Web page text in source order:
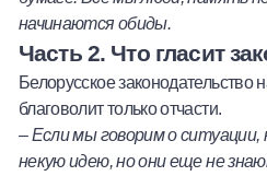
начинаются обиды.
Часть 2. Что гласит
Белорусское
благоволит только отчасти.
–Если мы говорим о
некую идею, но они еще не